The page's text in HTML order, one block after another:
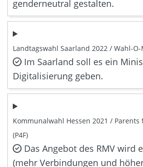
genderneutral gestalten.
Landtagswahl Saarland 2022 / Wahl-
Im Saarland soll es ein
Digitalisierung geben.
Kommunalwahl Hessen 2021 / Parents
(P4F)
Das Angebot des RMV wird
(mehr Verbindungen und